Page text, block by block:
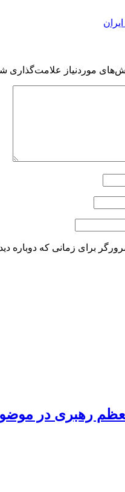
موردنیاز علامت‌گذاری
برای زمانی که دوباره
رهبری در